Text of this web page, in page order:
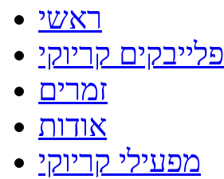
ראשי
פלייבקים קריוקי
זמרים
אודות
מפעילי קריוקי